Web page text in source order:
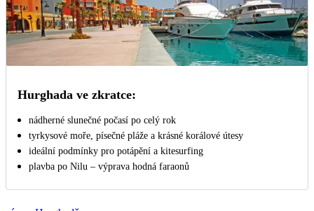
Hurghada ve zkratce:
nádherné slunečné počasí po celý rok
tyrkysové moře, písečné pláže a krásné korálové útesy
ideální podmínky pro potápění a kitesurfing
plavba po Nilu – výprava hodná faraonů